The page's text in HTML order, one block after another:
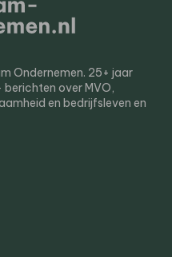
Ondernemen. 25+ jaar
over MVO,
en bedrijfsleven en